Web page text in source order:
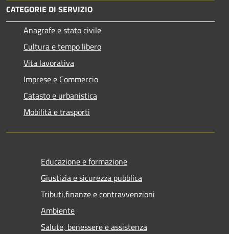
CATEGORIE DI SERVIZIO
Anagrafe e stato civile
Cultura e tempo libero
Vita lavorativa
Imprese e Commercio
Catasto e urbanistica
Mobilità e trasporti
Educazione e formazione
Giustizia e sicurezza pubblica
Tributi,finanze e contravvenzioni
Ambiente
Salute, benessere e assistenza